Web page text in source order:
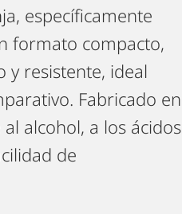
específicamente
formato compacto,
y resistente, ideal
Fabricado en
alcohol, a los ácidos
de